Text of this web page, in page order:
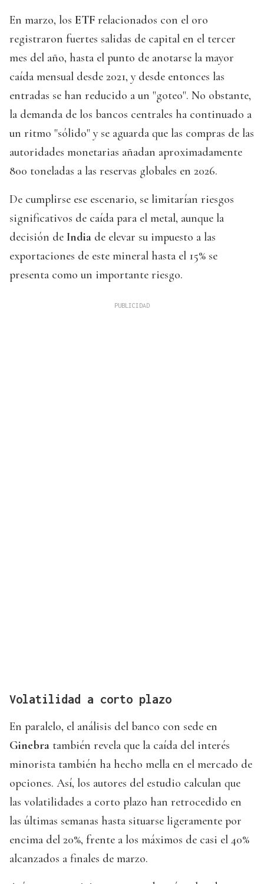
En marzo, los ETF relacionados con el oro
registraron fuertes salidas de capital en el tercer
mes del año, hasta el punto de anotarse la mayor
caída mensual desde 2021, y desde entonces las
entradas se han reducido a un "goteo". No obstante,
la demanda de los bancos centrales ha continuado a
un ritmo "sólido" y se aguarda que las compras de las
autoridades monetarias añadan aproximadamente
800 toneladas a las reservas globales en 2026.
De cumplirse ese escenario, se limitarían riesgos
significativos de caída para el metal, aunque la
decisión de India de elevar su impuesto a las
exportaciones de este mineral hasta el 15% se
presenta como un importante riesgo.
Volatilidad a corto plazo
En paralelo, el análisis del banco con sede en
Ginebra también revela que la caída del interés
minorista también ha hecho mella en el mercado de
opciones. Así, los autores del estudio calculan que
las volatilidades a corto plazo han retrocedido en
las últimas semanas hasta situarse ligeramente por
encima del 20%, frente a los máximos de casi el 40%
alcanzados a finales de marzo.